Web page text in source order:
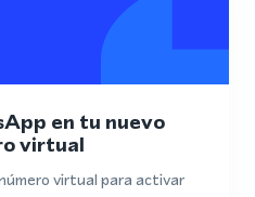
en tu nuevo
virtual
virtual para activar